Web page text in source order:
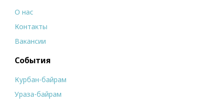
О нас
Контакты
Вакансии
События
Курбан-байрам
Ураза-байрам